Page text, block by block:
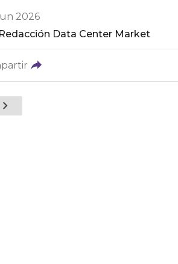
2026
Redacción Data Center Market